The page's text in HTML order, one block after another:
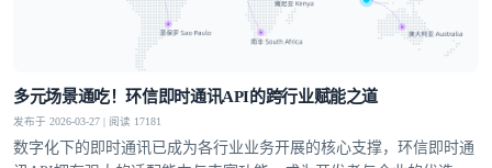
多元场景通吃！环信即时通讯API的跨行业赋能之道
发布于 2026-03-27 | 阅读 17181
数字化下的即时通讯已成为各行业业务开展的核心支撑，环信即时通